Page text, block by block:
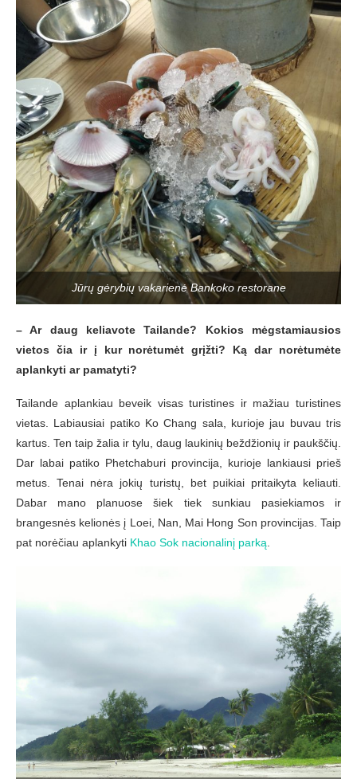
Jūrų gėrybių vakarienė Bankoko restorane
– Ar daug keliavote Tailande? Kokios mėgstamiausios
vietos čia ir į kur norėtumėt grįžti? Ką dar norėtumėte
aplankyti ar pamatyti?
Tailande aplankiau beveik visas turistines ir mažiau turistines
vietas. Labiausiai patiko Ko Chang sala, kurioje jau buvau tris
kartus. Ten taip žalia ir tylu, daug laukinių beždžionių ir paukščių.
Dar labai patiko Phetchaburi provincija, kurioje lankiausi prieš
metus. Tenai nėra jokių turistų, bet puikiai pritaikyta keliauti.
Dabar mano planuose šiek tiek sunkiau pasiekiamos ir
brangesnės kelionės į Loei, Nan, Mai Hong Son provincijas. Taip
pat norėčiau aplankyti Khao Sok nacionalinį parką